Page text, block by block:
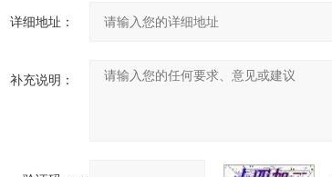
详细地址：
补充说明：